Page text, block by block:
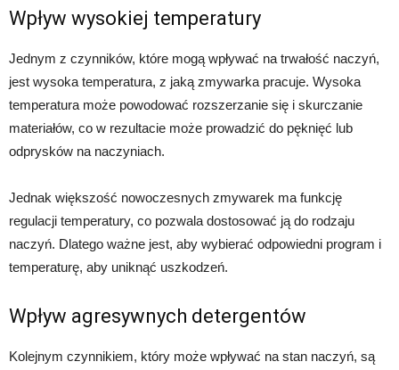
Wpływ wysokiej temperatury
Jednym z czynników, które mogą wpływać na trwałość naczyń,
jest wysoka temperatura, z jaką zmywarka pracuje. Wysoka
temperatura może powodować rozszerzanie się i skurczanie
materiałów, co w rezultacie może prowadzić do pęknięć lub
odprysków na naczyniach.
Jednak większość nowoczesnych zmywarek ma funkcję
regulacji temperatury, co pozwala dostosować ją do rodzaju
naczyń. Dlatego ważne jest, aby wybierać odpowiedni program i
temperaturę, aby uniknąć uszkodzeń.
Wpływ agresywnych detergentów
Kolejnym czynnikiem, który może wpływać na stan naczyń, są